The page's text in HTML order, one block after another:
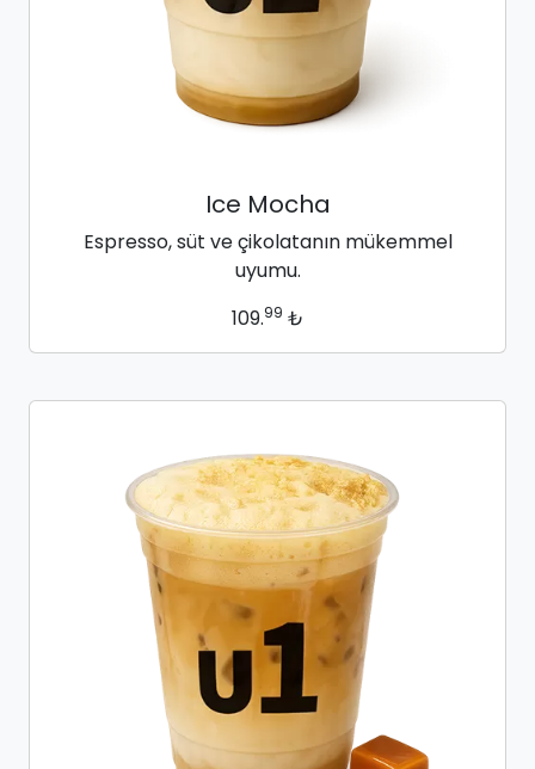
Ice Mocha
Espresso, süt ve çikolatanın mükemmel
uyumu.
109.99 ₺